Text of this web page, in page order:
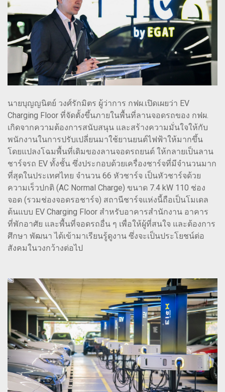
นายบุญญนิตย์ วงศ์รักมิตร ผู้ว่าการ กฟผ.เปิดเผยว่า EV
Charging Floor ที่จัดตั้งขึ้นภายในพื้นที่ลานจอดรถของ กฟผ.
เกิดจากความต้องการสนับสนุน และสร้างความมั่นใจให้กับ
พนักงานในการปรับเปลี่ยนมาใช้ยานยนต์ไฟฟ้าให้มากขึ้น
โดยแปลงโฉมพื้นที่เดิมของลานจอดรถยนต์ ให้กลายเป็นลาน
ชาร์จรถ EV ทั้งชั้น ซึ่งประกอบด้วยเครื่องชาร์จที่มีจำนวนมาก
ที่สุดในประเทศไทย จำนวน 66 หัวชาร์จ เป็นหัวชาร์จด้วย
ความเร็วปกติ (AC Normal Charge) ขนาด 7.4 kW 110 ช่อง
จอด (รวมช่องจอดรอชาร์จ) สถานีชาร์จแห่งนี้ถือเป็นโมเดล
ต้นแบบ EV Charging Floor สำหรับอาคารสำนักงาน อาคาร
ที่พักอาศัย และพื้นที่จอดรถอื่น ๆ เพื่อให้ผู้ที่สนใจ และต้องการ
ศึกษา พัฒนา ได้เข้ามาเรียนรู้ดูงาน ซึ่งจะเป็นประโยชน์ต่อ
สังคมในวงกว้างต่อไป